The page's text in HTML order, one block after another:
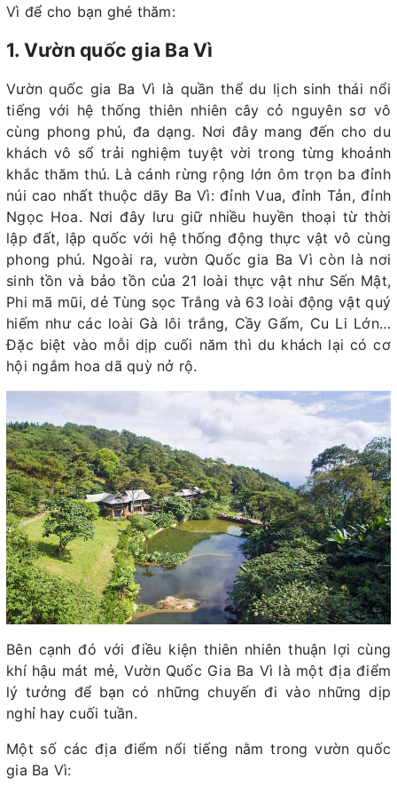
Vì để cho bạn ghé thăm:
1. Vườn quốc gia Ba Vì
Vườn quốc gia Ba Vì là quần thể du lịch sinh thái nổi
tiếng với hệ thống thiên nhiên cây cỏ nguyên sơ vô
cùng phong phú, đa dạng. Nơi đây mang đến cho du
khách vô sổ trải nghiệm tuyệt vời trong từng khoảnh
khắc thăm thú. Là cánh rừng rộng lớn ôm trọn ba đỉnh
núi cao nhất thuộc dãy Ba Vì: đỉnh Vua, đỉnh Tản, đỉnh
Ngọc Hoa. Nơi đây lưu giữ nhiều huyền thoại từ thời
lập đất, lập quốc với hệ thống động thực vật vô cùng
phong phú. Ngoài ra, vườn Quốc gia Ba Vì còn là nơi
sinh tồn và bảo tồn của 21 loài thực vật như Sến Mật,
Phi mã mũi, dẻ Tùng sọc Trắng và 63 loài động vật quý
hiếm như các loài Gà lôi trắng, Cầy Gấm, Cu Li Lớn…
Đặc biệt vào mỗi dịp cuối năm thì du khách lại có cơ
hội ngắm hoa dã quỳ nở rộ.
Bên cạnh đó với điều kiện thiên nhiên thuận lợi cùng
khí hậu mát mẻ, Vườn Quốc Gia Ba Vì là một địa điểm
lý tưởng để bạn có những chuyến đi vào những dịp
nghỉ hay cuối tuần.
Một số các địa điểm nổi tiếng nằm trong vườn quốc
gia Ba Vì: